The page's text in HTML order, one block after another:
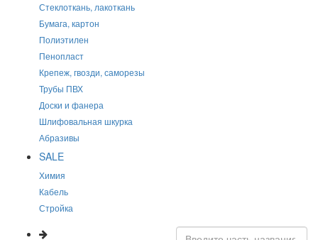
Стеклоткань, лакоткань
Бумага, картон
Полиэтилен
Пенопласт
Крепеж, гвозди, саморезы
Трубы ПВХ
Доски и фанера
Шлифовальная шкурка
Абразивы
SALE
Химия
Кабель
Стройка